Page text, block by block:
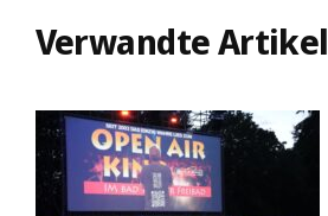
Verwandte Artikel